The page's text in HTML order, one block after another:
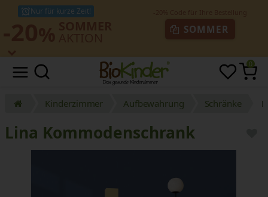
Nur für kurze Zeit!
SOMMER
0
Kinderzimmer Aufbewahrung Schränke
Lina Kommodenschrank